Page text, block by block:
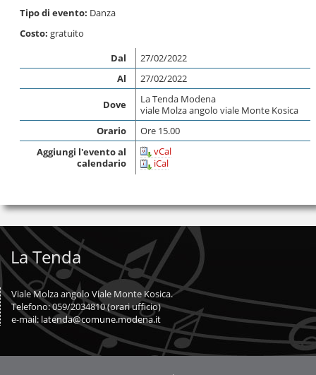
Tipo di evento: Danza
Costo: gratuito
Dal
27/02/2022
Al
27/02/2022
Dove
La Tenda Modena
viale Molza angolo viale Monte Kosica
Orario
Ore 15.00
Aggiungi l'evento al
calendario
vCal
iCal
La Tenda
Viale Molza angolo Viale Monte Kosica.
Telefono: 059/2034810 (orari ufficio)
e-mail: latenda@comune.modena.it